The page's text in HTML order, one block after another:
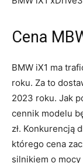
Cena
BMW iX1 ma
roku. Za to
2023 roku. Jak
cennik modelu
zł. Konkurencją
którego cena
silnikiem o